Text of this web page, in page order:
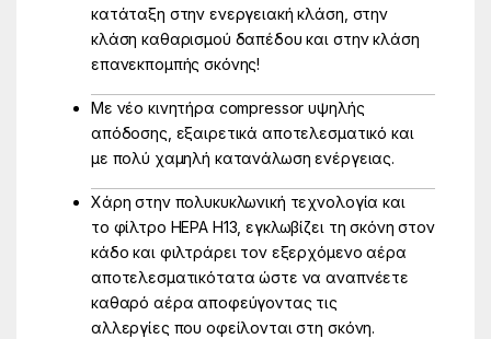
κατάταξη στην ενεργειακή κλάση, στην
κλάση καθαρισμού δαπέδου και στην κλάση
επανεκπομπής σκόνης!
Με νέο κινητήρα compressor υψηλής
απόδοσης, εξαιρετικά αποτελεσματικό και
με πολύ χαμηλή κατανάλωση ενέργειας.
Χάρη στην πολυκυκλωνική τεχνολογία και
το φίλτρο HEPA H13, εγκλωβίζει τη σκόνη στον
κάδο και φιλτράρει τον εξερχόμενο αέρα
αποτελεσματικότατα ώστε να αναπνέετε
καθαρό αέρα αποφεύγοντας τις
αλλεργίες που οφείλονται στη σκόνη.